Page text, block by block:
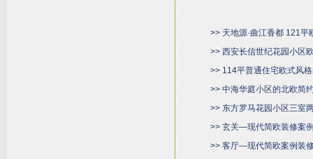
>> 天地源·曲江香都 121平
>> 西安长信世纪花园小区
>> 114平普通住宅欧式风
>> 中海华庭小区的北欧简
>> 东方罗马花园小区三室
>> 玄关—现代简欧装修案
>> 客厅—现代简欧案例装